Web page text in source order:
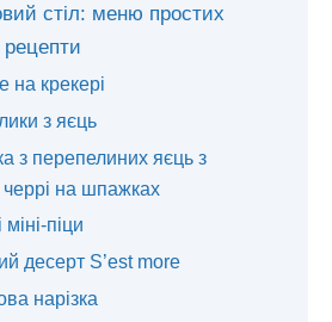
стіл: меню простих
рецепти
на крекері
з яєць
з перепелиних яєць з
на шпажках
піци
десерт S’est more
нарізка